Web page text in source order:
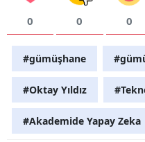
0 0 0
#gümüşhane
#Oktay Yıldız
#Akademide Yapay Zeka